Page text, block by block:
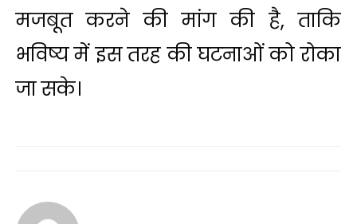
मजबूत करने की मांग की है, ताकि
भविष्य में इस तरह की घटनाओं को रोका
जा सके।